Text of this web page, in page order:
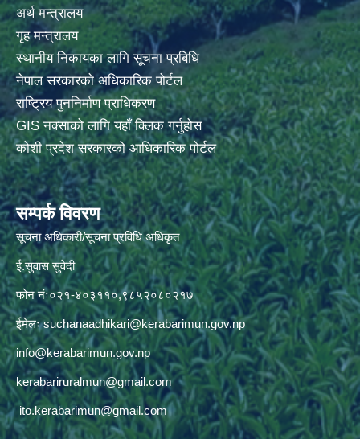
अर्थ मन्त्रालय
गृह मन्त्रालय
स्थानीय निकायका लागि सूचना प्रबिधि
नेपाल सरकारको अधिकारिक पोर्टल
राष्ट्रिय पुननिर्माण प्राधिकरण
GIS नक्साको लागि यहाँ क्लिक गर्नुहोस
कोशी प्रदेश सरकारको आधिकारिक पोर्टल
सम्पर्क विवरण
सूचना अधिकारी/सूचना प्रविधि अधिकृत
ई.सुवास सुवेदी
फोन नंः०२१-४०३११०,९८५२०८०२१७
ईमेलःsuchanaadhikari@kerabarimun.gov.np
info@kerabarimun.gov.np
kerabariruralmun@gmail.com
ito.kerabarimun@gmail.com